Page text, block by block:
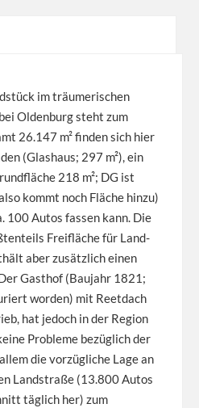
im träumerischen
Oldenburg steht zum
26.147 m² finden sich hier
(Glashaus; 297 m²), ein
218 m²; DG ist
kommt noch Fläche hinzu)
100 Autos fassen kann. Die
Freifläche für Land-
aber zusätzlich einen
Gasthof (Baujahr 1821;
worden) mit Reetdach
hat jedoch in der Region
Probleme bezüglich der
die vorzügliche Lage an
Landstraße (13.800 Autos
täglich her) zum